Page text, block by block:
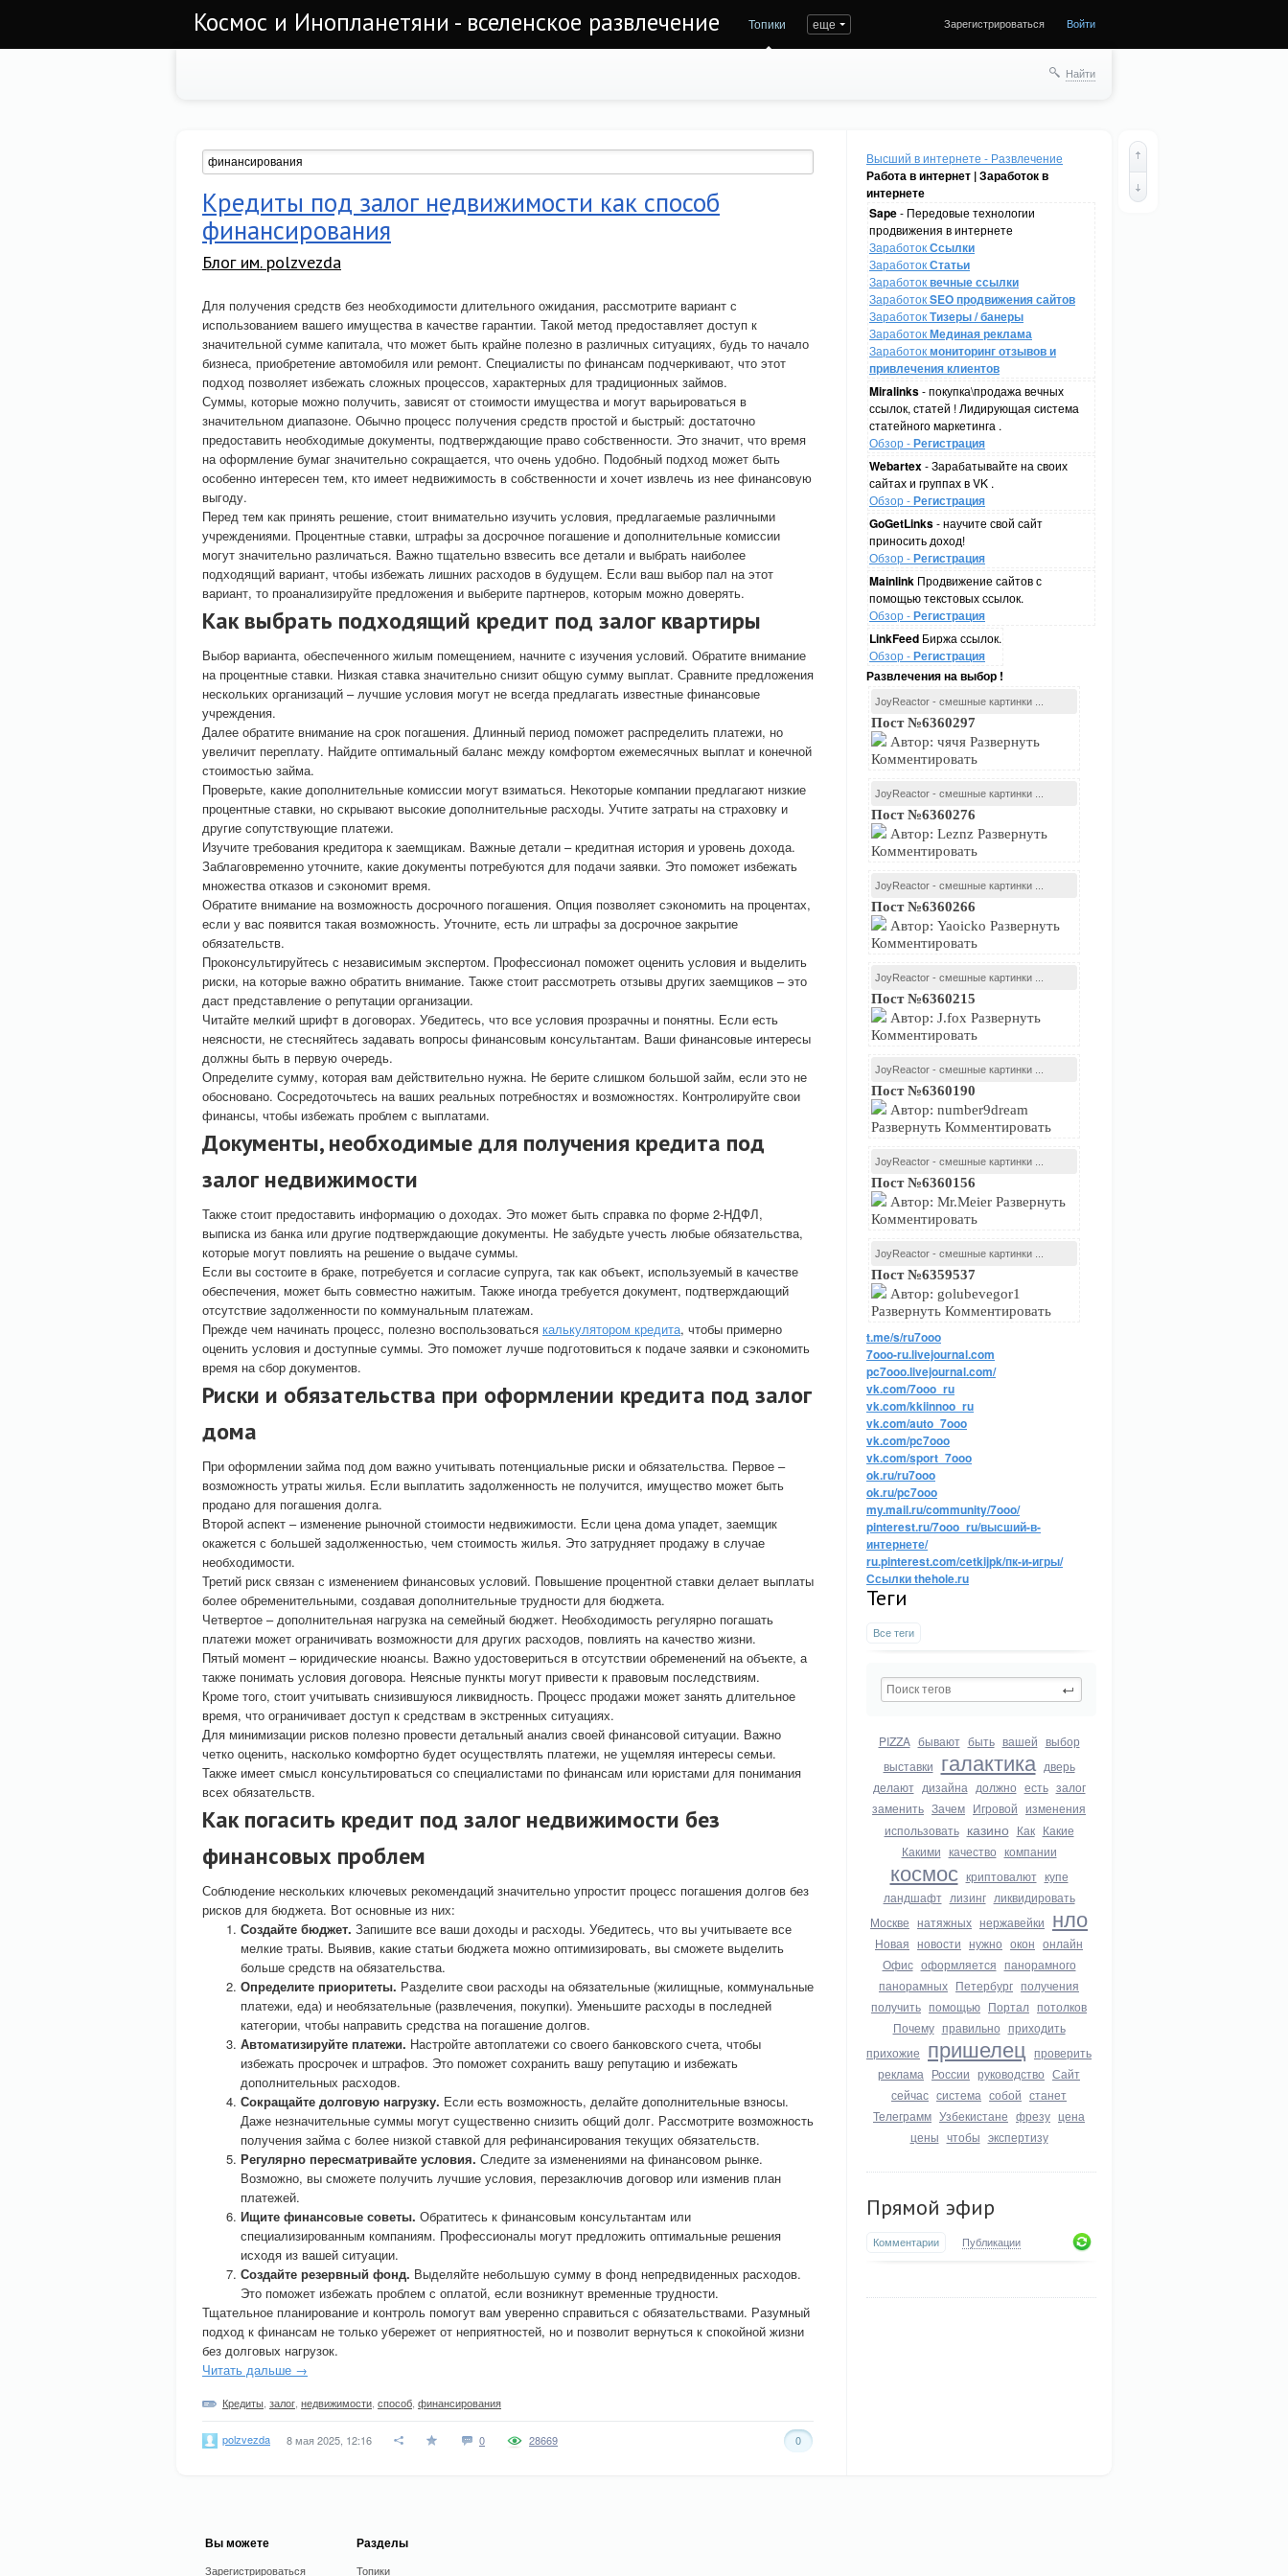
Космос и Инопланетяни - вселенское развлечение Топики еще Зарегистрироваться Войти
Найти
Высший в интернете - Развлечение
Работа в интернет | Заработок в
интернете
Sape- Передовые технологии
продвижения в интернете
ЗаработокСсылки
ЗаработокСтатьи
Заработоквечные ссылки
ЗаработокSEO продвижения сайтов
ЗаработокТизеры / банеры
ЗаработокМединая реклама
Заработокмониторинг отзывов и
привлечения клиентов
Miralinks- покупка\продажа вечных
ссылок, статей ! Лидирующая система
статейного маркетинга .
Обзор -Регистрация
Webartex- Зарабатывайте на своих
сайтах и группах в VK .
Обзор -Регистрация
GoGetLinks- научите свой сайт
приносить доход!
Обзор -Регистрация
Mainlink Продвижение сайтов с
помощью текстовых ссылок.
Обзор -Регистрация
LinkFeed Биржа ссылок.
Обзор -Регистрация
Развлечения на выбор !
JoyReactor - смешные картинки ...
Пост №6360297
Автор: чячя Развернуть
Комментировать
JoyReactor - смешные картинки ...
Пост №6360276
Автор: Leznz Развернуть
Комментировать
JoyReactor - смешные картинки ...
Пост №6360266
Автор: Yaoicko Развернуть
Комментировать
JoyReactor - смешные картинки ...
Пост №6360215
Автор: J.fox Развернуть
Комментировать
JoyReactor - смешные картинки ...
Пост №6360190
Автор: number9dream
Развернуть Комментировать
JoyReactor - смешные картинки ...
Пост №6360156
Автор: Mr.Meier Развернуть
Комментировать
JoyReactor - смешные картинки ...
Пост №6359537
Автор: golubevegor1
Развернуть Комментировать
t.me/s/ru7ooo
7ooo-ru.livejournal.com
pc7ooo.livejournal.com/
vk.com/7ooo_ru
vk.com/kkiinnoo_ru
vk.com/auto_7ooo
vk.com/pc7ooo
vk.com/sport_7ooo
ok.ru/ru7ooo
ok.ru/pc7ooo
my.mail.ru/community/7ooo/
pinterest.ru/7ooo_ru/высший-в-
интернете/
ru.pinterest.com/cetkijpk/пк-и-игры/
Ссылки thehole.ru
Теги
Все теги
PIZZA бывают быть вашей выбор
выставки галактика дверь
делают дизайна должно есть залог
заменить Зачем Игровой изменения
использовать казино Как Какие
Какими качество компании
космос криптовалют купе
ландшафт лизинг ликвидировать
Москве натяжных нержавейки нло
Новая новости нужно окон онлайн
Офис оформляется панорамного
панорамных Петербург получения
получить помощью Портал потолков
Почему правильно приходить
прихожие пришелец проверить
реклама России руководство Сайт
сейчас система собой станет
Телеграмм Узбекистане фрезу цена
цены чтобы экспертизу
Прямой эфир
Комментарии Публикации
Кредиты под залог недвижимости как способ
финансирования
Блог им. polzvezda
Для получения средств без необходимости длительного ожидания, рассмотрите вариант с
использованием вашего имущества в качестве гарантии. Такой метод предоставляет доступ к
значительной сумме капитала, что может быть крайне полезно в различных ситуациях, будь то начало
бизнеса, приобретение автомобиля или ремонт. Специалисты по финансам подчеркивают, что этот
подход позволяет избежать сложных процессов, характерных для традиционных займов.
Суммы, которые можно получить, зависят от стоимости имущества и могут варьироваться в
значительном диапазоне. Обычно процесс получения средств простой и быстрый: достаточно
предоставить необходимые документы, подтверждающие право собственности. Это значит, что время
на оформление бумаг значительно сокращается, что очень удобно. Подобный подход может быть
особенно интересен тем, кто имеет недвижимость в собственности и хочет извлечь из нее финансовую
выгоду.
Перед тем как принять решение, стоит внимательно изучить условия, предлагаемые различными
учреждениями. Процентные ставки, штрафы за досрочное погашение и дополнительные комиссии
могут значительно различаться. Важно тщательно взвесить все детали и выбрать наиболее
подходящий вариант, чтобы избежать лишних расходов в будущем. Если ваш выбор пал на этот
вариант, то проанализируйте предложения и выберите партнеров, которым можно доверять.
Как выбрать подходящий кредит под залог квартиры
Выбор варианта, обеспеченного жилым помещением, начните с изучения условий. Обратите внимание
на процентные ставки. Низкая ставка значительно снизит общую сумму выплат. Сравните предложения
нескольких организаций – лучшие условия могут не всегда предлагать известные финансовые
учреждения.
Далее обратите внимание на срок погашения. Длинный период поможет распределить платежи, но
увеличит переплату. Найдите оптимальный баланс между комфортом ежемесячных выплат и конечной
стоимостью займа.
Проверьте, какие дополнительные комиссии могут взиматься. Некоторые компании предлагают низкие
процентные ставки, но скрывают высокие дополнительные расходы. Учтите затраты на страховку и
другие сопутствующие платежи.
Изучите требования кредитора к заемщикам. Важные детали – кредитная история и уровень дохода.
Заблаговременно уточните, какие документы потребуются для подачи заявки. Это поможет избежать
множества отказов и сэкономит время.
Обратите внимание на возможность досрочного погашения. Опция позволяет сэкономить на процентах,
если у вас появится такая возможность. Уточните, есть ли штрафы за досрочное закрытие
обязательств.
Проконсультируйтесь с независимым экспертом. Профессионал поможет оценить условия и выделить
риски, на которые важно обратить внимание. Также стоит рассмотреть отзывы других заемщиков – это
даст представление о репутации организации.
Читайте мелкий шрифт в договорах. Убедитесь, что все условия прозрачны и понятны. Если есть
неясности, не стесняйтесь задавать вопросы финансовым консультантам. Ваши финансовые интересы
должны быть в первую очередь.
Определите сумму, которая вам действительно нужна. Не берите слишком большой займ, если это не
обосновано. Сосредоточьтесь на ваших реальных потребностях и возможностях. Контролируйте свои
финансы, чтобы избежать проблем с выплатами.
Документы, необходимые для получения кредита под
залог недвижимости
Также стоит предоставить информацию о доходах. Это может быть справка по форме 2-НДФЛ,
выписка из банка или другие подтверждающие документы. Не забудьте учесть любые обязательства,
которые могут повлиять на решение о выдаче суммы.
Если вы состоите в браке, потребуется и согласие супруга, так как объект, используемый в качестве
обеспечения, может быть совместно нажитым. Также иногда требуется документ, подтверждающий
отсутствие задолженности по коммунальным платежам.
Прежде чем начинать процесс, полезно воспользоваться калькулятором кредита, чтобы примерно
оценить условия и доступные суммы. Это поможет лучше подготовиться к подаче заявки и сэкономить
время на сбор документов.
Риски и обязательства при оформлении кредита под залог
дома
При оформлении займа под дом важно учитывать потенциальные риски и обязательства. Первое –
возможность утраты жилья. Если выплатить задолженность не получится, имущество может быть
продано для погашения долга.
Второй аспект – изменение рыночной стоимости недвижимости. Если цена дома упадет, заемщик
окажется с большей задолженностью, чем стоимость жилья. Это затрудняет продажу в случае
необходимости.
Третий риск связан с изменением финансовых условий. Повышение процентной ставки делает выплаты
более обременительными, создавая дополнительные трудности для бюджета.
Четвертое – дополнительная нагрузка на семейный бюджет. Необходимость регулярно погашать
платежи может ограничивать возможности для других расходов, повлиять на качество жизни.
Пятый момент – юридические нюансы. Важно удостовериться в отсутствии обременений на объекте, а
также понимать условия договора. Неясные пункты могут привести к правовым последствиям.
Кроме того, стоит учитывать снизившуюся ликвидность. Процесс продажи может занять длительное
время, что ограничивает доступ к средствам в экстренных ситуациях.
Для минимизации рисков полезно провести детальный анализ своей финансовой ситуации. Важно
четко оценить, насколько комфортно будет осуществлять платежи, не ущемляя интересы семьи.
Также имеет смысл консультироваться со специалистами по финансам или юристами для понимания
всех обязательств.
Как погасить кредит под залог недвижимости без
финансовых проблем
Соблюдение нескольких ключевых рекомендаций значительно упростит процесс погашения долгов без
рисков для бюджета. Вот основные из них:
Создайте бюджет. Запишите все ваши доходы и расходы. Убедитесь, что вы учитываете все
мелкие траты. Выявив, какие статьи бюджета можно оптимизировать, вы сможете выделить
больше средств на обязательства.
Определите приоритеты. Разделите свои расходы на обязательные (жилищные, коммунальные
платежи, еда) и необязательные (развлечения, покупки). Уменьшите расходы в последней
категории, чтобы направить средства на погашение долгов.
Автоматизируйте платежи. Настройте автоплатежи со своего банковского счета, чтобы
избежать просрочек и штрафов. Это поможет сохранить вашу репутацию и избежать
дополнительных расходов.
Сокращайте долговую нагрузку. Если есть возможность, делайте дополнительные взносы.
Даже незначительные суммы могут существенно снизить общий долг. Рассмотрите возможность
получения займа с более низкой ставкой для рефинансирования текущих обязательств.
Регулярно пересматривайте условия. Следите за изменениями на финансовом рынке.
Возможно, вы сможете получить лучшие условия, перезаключив договор или изменив план
платежей.
Ищите финансовые советы. Обратитесь к финансовым консультантам или
специализированным компаниям. Профессионалы могут предложить оптимальные решения
исходя из вашей ситуации.
Создайте резервный фонд. Выделяйте небольшую сумму в фонд непредвиденных расходов.
Это поможет избежать проблем с оплатой, если возникнут временные трудности.
Тщательное планирование и контроль помогут вам уверенно справиться с обязательствами. Разумный
подход к финансам не только убережет от неприятностей, но и позволит вернуться к спокойной жизни
без долговых нагрузок.
Читать дальше →
Кредиты залог недвижимости способ финансирования
polzvezda 8 мая 2025, 12:16 0 0
28669
Вы можете
Зарегистрироваться
Разделы
Топики